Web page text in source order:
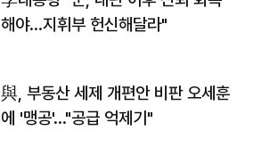
해야…지휘부 헌신해달라"
與, 부동산 세제 개편안 비판 오세훈
에 '맹공'…"공급 억제기"